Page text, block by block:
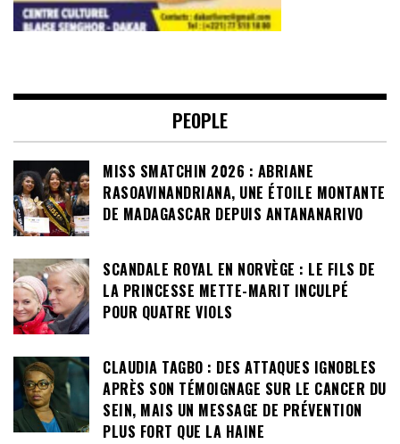
PEOPLE
MISS SMATCHIN 2026 : ABRIANE
RASOAVINANDRIANA, UNE ÉTOILE MONTANTE
DE MADAGASCAR DEPUIS ANTANANARIVO
SCANDALE ROYAL EN NORVÈGE : LE FILS DE
LA PRINCESSE METTE-MARIT INCULPÉ
POUR QUATRE VIOLS
CLAUDIA TAGBO : DES ATTAQUES IGNOBLES
APRÈS SON TÉMOIGNAGE SUR LE CANCER DU
SEIN, MAIS UN MESSAGE DE PRÉVENTION
PLUS FORT QUE LA HAINE